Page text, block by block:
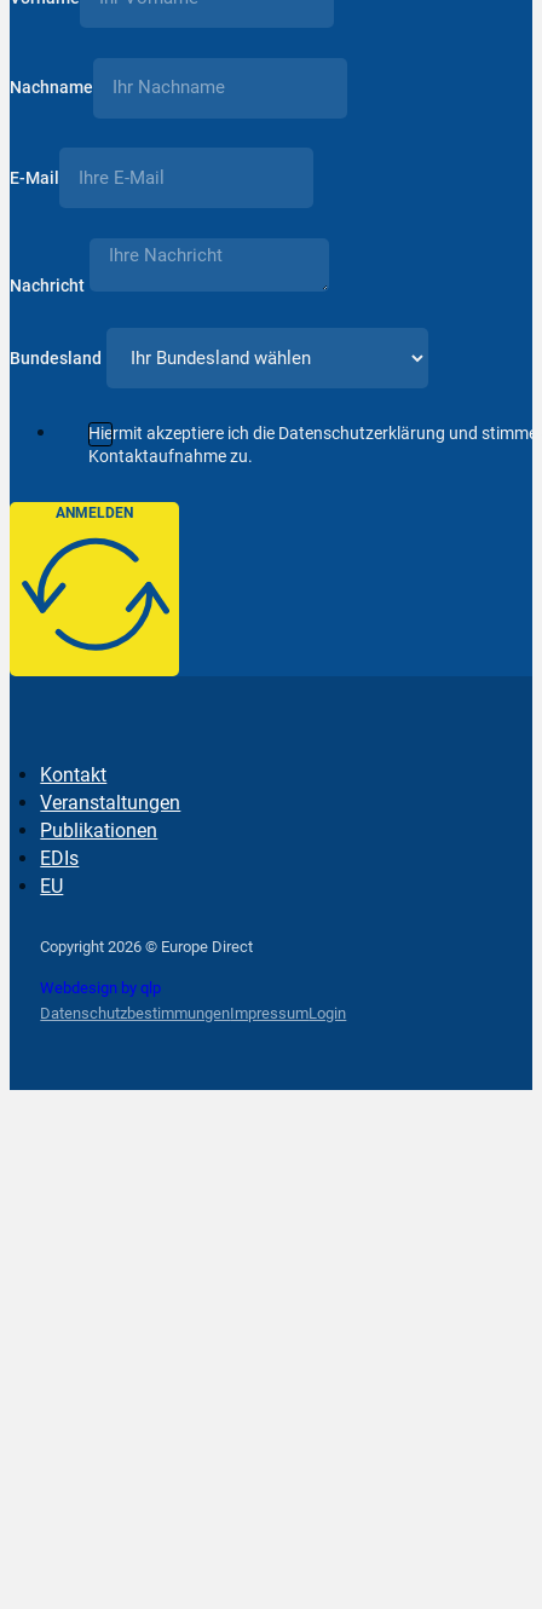
Nachname
E-Mail
Nachricht
Bundesland
Hiermit akzeptiere ich die Datenschutzerklärung und
Kontaktaufnahme zu.
ANMELDEN
Kontakt
Veranstaltungen
Publikationen
EDIs
EU
Copyright 2026 © Europe Direct
Webdesign by qlp
DatenschutzbestimmungenImpressumLogin